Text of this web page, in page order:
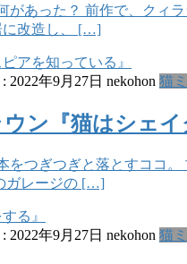
があった？ 前作で、クィ
に改造し、 […]
2022年9月27日 nekohon 猫
ン『猫はシェイ
をつぎつぎと落とすココ
ガレージの […]
2022年9月27日 nekohon 猫